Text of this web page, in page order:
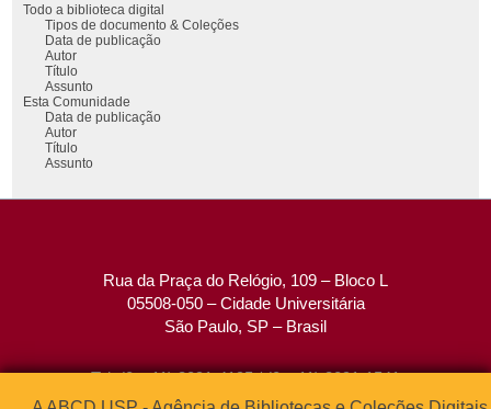
Todo a biblioteca digital
Tipos de documento & Coleções
Data de publicação
Autor
Título
Assunto
Esta Comunidade
Data de publicação
Autor
Título
Assunto
Rua da Praça do Relógio, 109 – Bloco L
05508-050 – Cidade Universitária
São Paulo, SP – Brasil
Tel: (0xx11) 3091-4195 / (0xx11) 3091-1541
Fax: (0xx11) 3091-1567